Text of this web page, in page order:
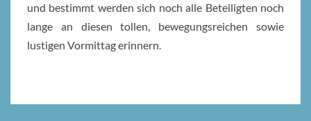
und bestimmt werden sich noch alle Beteiligten noch
lange an diesen tollen, bewegungsreichen sowie
lustigen Vormittag erinnern.